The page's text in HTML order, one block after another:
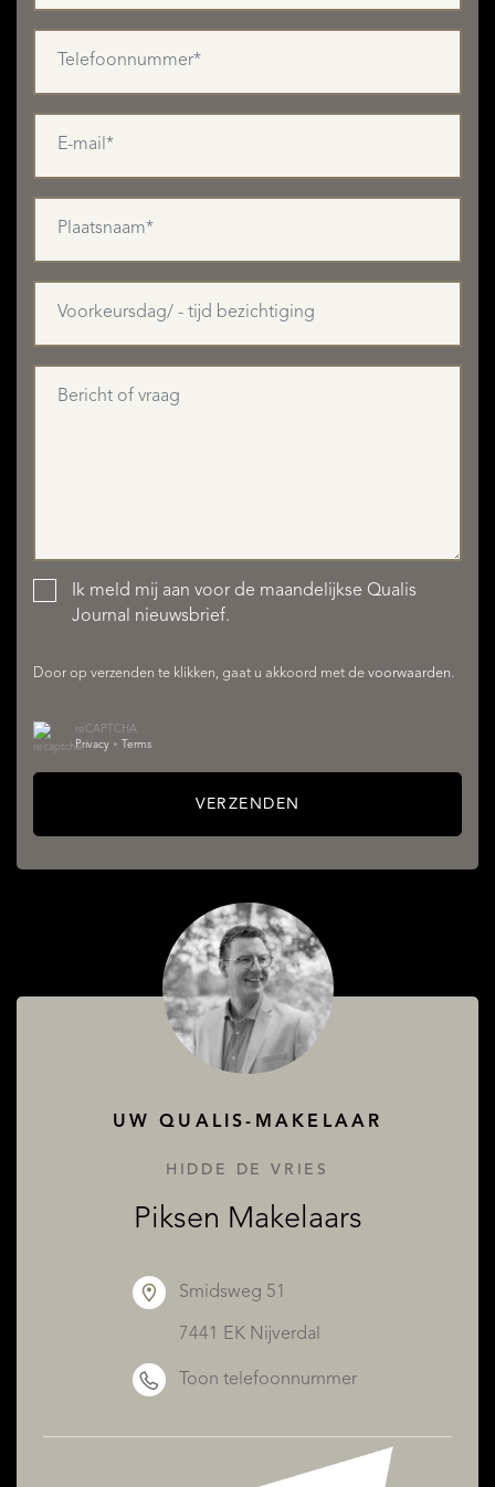
Ik meld mij aan voor de maandelijkse Qualis
Journal nieuwsbrief.
Door op verzenden te klikken, gaat u akkoord met de voorwaarden.
reCAPTCHA
Privacy • Terms
VERZENDEN
UW QUALIS-MAKELAAR
HIDDE DE VRIES
Piksen Makelaars
Smidsweg 51
7441 EK Nijverdal
Toon telefoonnummer
AANBOD